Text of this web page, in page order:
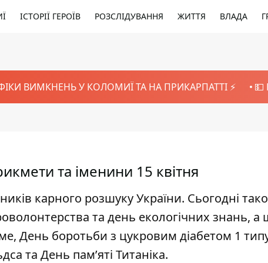
ІСТОРІЇ ГЕРОЇВ РОЗСЛІДУВАННЯ ЖИТТЯ ВЛАДА
ВИМКНЕНЬ У КОЛОМИЇ ТА НА ПРИКАРПАТТІ ⚡️ 💵
та іменини 15 квітня
карного розшуку України. Сьогодні
та день екологічних знань, а
День боротьби з цукровим діабетом 1
та День пам’яті Титаніка.